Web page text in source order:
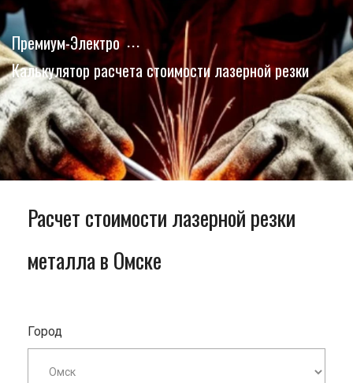
Премиум-Электро
Калькулятор расчета стоимости лазерной резки
Расчет стоимости лазерной резки
металла в Омске
Город